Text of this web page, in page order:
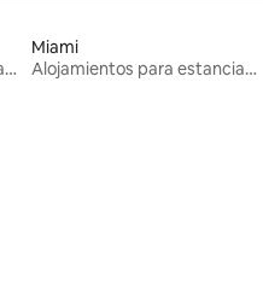
Alojamientos para estancias largas
Miami
Alojamientos para estancias largas